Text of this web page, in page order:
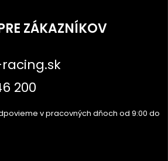
ZÁKAZNÍKOV
200
v pracovných dňoch od 9:00 do